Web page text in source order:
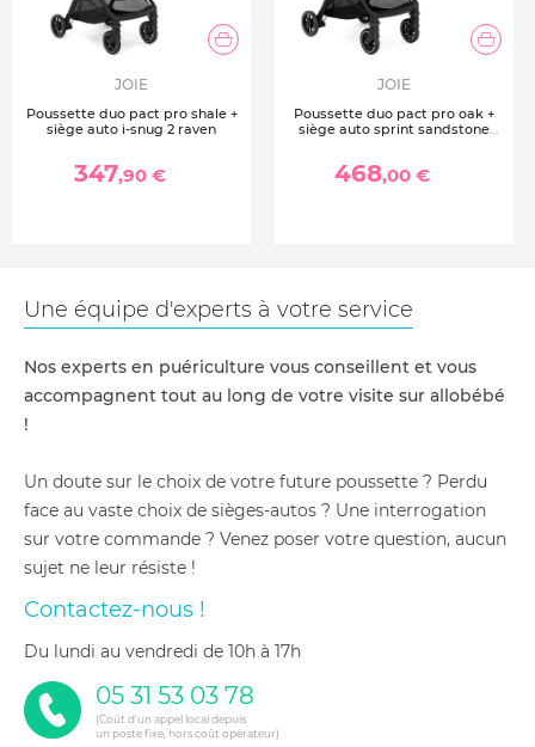
JOIE
Poussette duo pact pro shale +
siège auto i-snug 2 raven
347,90 €
JOIE
Poussette duo pact pro oak +
siège auto sprint sandstone
468,00 €
Une équipe d'experts à votre service
Nos experts en puériculture vous conseillent et vous
accompagnent tout au long de votre visite sur allobébé
!
Un doute sur le choix de votre future poussette ? Perdu
face au vaste choix de sièges-autos ? Une interrogation
sur votre commande ? Venez poser votre question, aucun
sujet ne leur résiste !
Contactez-nous !
du lundi au vendredi de 10h à 17h
05 31 53 03 78
(Coût d'un appel local depuis
un poste fixe, hors coût opérateur)